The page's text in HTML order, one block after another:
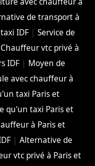
de transport à
IDF |Service de
Chauffeur vtc privé à
IDF | Moyen de
avec chauffeur à
taxi Paris et
qu'un taxi Paris et
à Paris et
|Alternative de
vtc privé à Paris et